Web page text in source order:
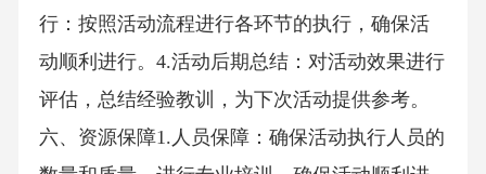
行：按照活动流程进行各环节的执行，确保活
动顺利进行。4.活动后期总结：对活动效果进行
评估，总结经验教训，为下次活动提供参考。
六、资源保障1.人员保障：确保活动执行人员的